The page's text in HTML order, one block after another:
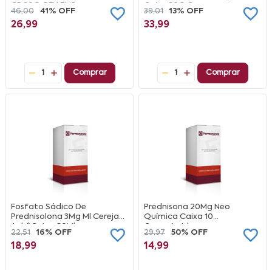
CR 30G GEN EMS
46,00 41% OFF
26,99
1 Comprar
Caixa 30G Creme
39,01 13% OFF
33,99
1 Comprar
Fosfato Sádico De
Prednisolona 3Mg Ml Cereja
AchêCaixa 60Ml
22,51 16% OFF
18,99
Prednisona 20Mg Neo
Química Caixa 10
Comprimidos
29,97 50% OFF
14,99